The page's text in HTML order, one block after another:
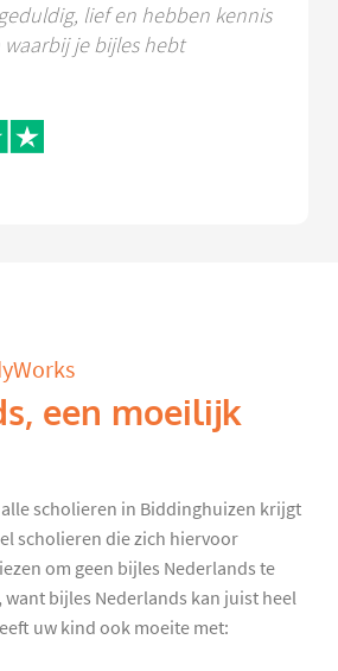
lief en hebben kennis
waarbij je bijles hebt
een moeilijk
scholieren in Biddinghuizen krijgt
scholieren die zich hiervoor
om geen bijles Nederlands te
want bijles Nederlands kan juist heel
uw kind ook moeite met: